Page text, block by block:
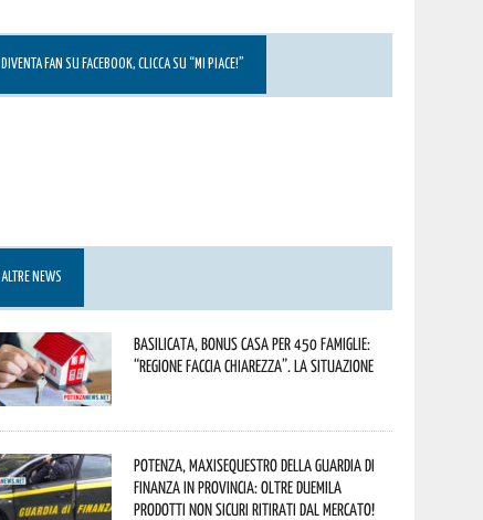
DIVENTA FAN SU FACEBOOK, CLICCA SU “MI PIACE!”
ALTRE NEWS
Basilicata, Bonus casa per 450 famiglie:
“Regione faccia chiarezza”. La situazione
Potenza, maxisequestro della Guardia di
Finanza in provincia: oltre duemila
prodotti non sicuri ritirati dal mercato!